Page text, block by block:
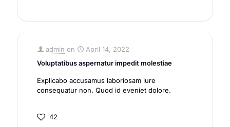
admin on
April 14, 2022
Voluptatibus aspernatur impedit molestiae
Explicabo accusamus laboriosam iure
consequatur non. Quod id eveniet dolore.
42